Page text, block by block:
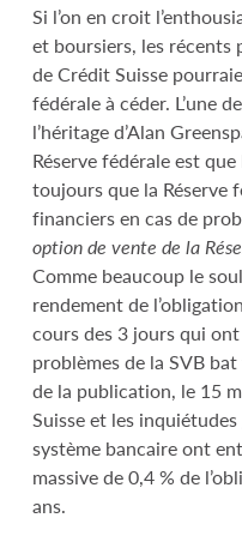
Si l’on en croit
et boursiers, les récents
de Crédit Suisse
fédérale à céder. L’une
l’héritage d’Alan
Réserve fédérale est
toujours que la Réserve
financiers en cas de
option de vente de la
Comme beaucoup le
rendement de
cours des 3 jours qui
problèmes de la SVB
de la publication, le 15
Suisse et les
système bancaire ont
massive de 0,4 % de
ans.